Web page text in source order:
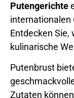
Putengerichte
internationalen
Entdecken Sie,
kulinarische
Putenbrust
Zutaten